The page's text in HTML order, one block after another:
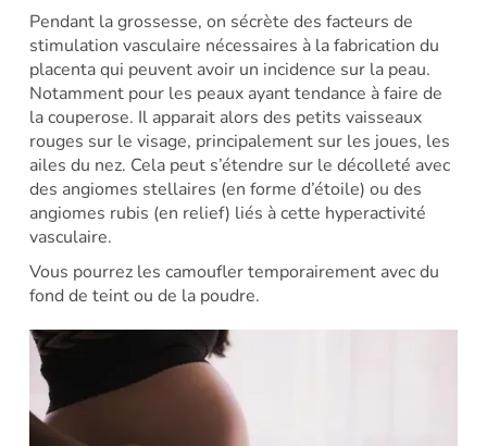
Pendant la grossesse, on sécrète des facteurs de
stimulation vasculaire nécessaires à la fabrication du
placenta qui peuvent avoir un incidence sur la peau.
Notamment pour les peaux ayant tendance à faire de
la couperose. Il apparait alors des petits vaisseaux
rouges sur le visage, principalement sur les joues, les
ailes du nez. Cela peut s’étendre sur le décolleté avec
des angiomes stellaires (en forme d’étoile) ou des
angiomes rubis (en relief) liés à cette hyperactivité
vasculaire.
Vous pourrez les camoufler temporairement avec du
fond de teint ou de la poudre.